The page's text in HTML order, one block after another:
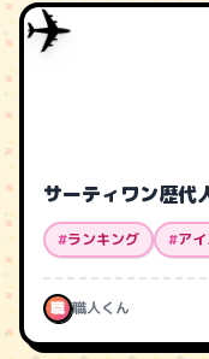
✈️
サーティワン歴代
#ランキング #ア
職 職人くん